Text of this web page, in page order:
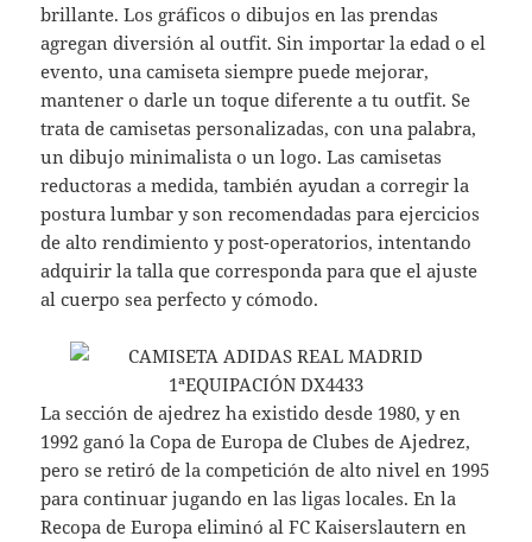
brillante. Los gráficos o dibujos en las prendas
agregan diversión al outfit. Sin importar la edad o el
evento, una camiseta siempre puede mejorar,
mantener o darle un toque diferente a tu outfit. Se
trata de camisetas personalizadas, con una palabra,
un dibujo minimalista o un logo. Las camisetas
reductoras a medida, también ayudan a corregir la
postura lumbar y son recomendadas para ejercicios
de alto rendimiento y post-operatorios, intentando
adquirir la talla que corresponda para que el ajuste
al cuerpo sea perfecto y cómodo.
La sección de ajedrez ha existido desde 1980, y en
1992 ganó la Copa de Europa de Clubes de Ajedrez,
pero se retiró de la competición de alto nivel en 1995
para continuar jugando en las ligas locales. En la
Recopa de Europa eliminó al FC Kaiserslautern en